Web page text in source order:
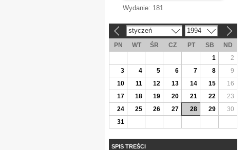
Wydanie: 181
styczeń 1994
PN WT ŚR CZ PT SB
ND
1
2
3
4 5 6 7 8
9
10
11 12 13 14 15
16
17
18 19 20 21 22
23
24
25 26 27 28 29
30
31
SPIS TREŚCI